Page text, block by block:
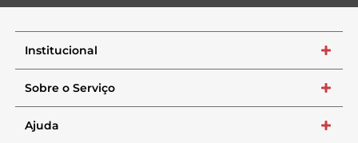
Institucional +
Sobre o Serviço +
Ajuda +